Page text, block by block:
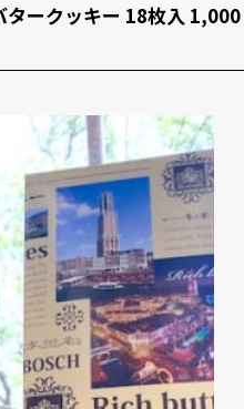
ークッキー 18枚入 1,000